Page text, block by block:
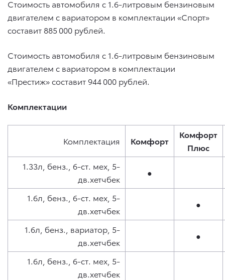
Стоимость автомобиля c 1.6-литровым бензиновым
двигателем с вариатором в комплектации «Спорт»
составит 885 000 рублей.
Стоимость автомобиля c 1.6-литровым бензиновым
двигателем с вариатором в комплектации
«Престиж» составит 944 000 рублей.
Комплектации
Комплектация Комфорт
Комфорт
Плюс
1.33л, бенз., 6-ст. мех, 5-
дв.хетчбек
●
1.6л, бенз., 6-ст. мех, 5-
дв.хетчбек
●
1.6л, бенз., вариатор, 5-
дв.хетчбек
●
1.6л, бенз., 6-ст. мех, 5-
дв.хетчбек